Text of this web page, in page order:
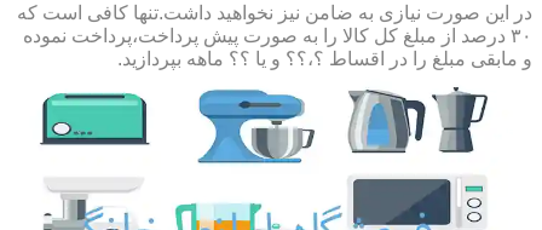
در این صورت نیازی به ضامن نیز نخواهید داشت.تنها کافی است که
۳۰ درصد از مبلغ کل کالا را به صورت پیش پرداخت،پرداخت نموده
و مابقی مبلغ را در اقساط ؟،؟؟ و یا ؟؟ ماهه بپردازید.